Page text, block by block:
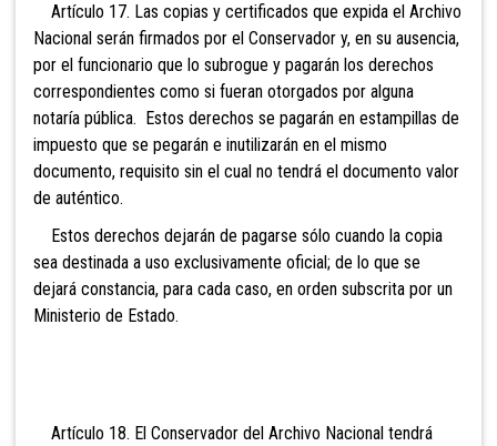
Artículo 17. Las copias y certificados que expida el Archivo
Nacional serán firmados por el Conservador y, en su ausencia,
por el funcionario que lo subrogue y pagarán los derechos
correspondientes como si fueran otorgados por alguna
notaría pública. Estos derechos se pagarán en estampillas de
impuesto que se pegarán e inutilizarán en el mismo
documento, requisito sin el cual no tendrá el documento valor
de auténtico.
Estos derechos dejarán de pagarse sólo cuando la copia
sea destinada a uso exclusivamente oficial; de lo que se
dejará constancia, para cada caso, en orden subscrita por un
Ministerio de Estado.
Artículo 18. El Conservador del Archivo Nacional tendrá